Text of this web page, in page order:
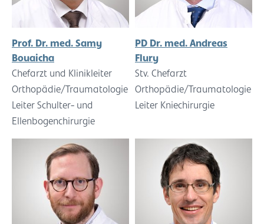
Prof. Dr. med. Samy
Bouaicha
Chefarzt und Klinikleiter
Orthopädie/Traumatologie
Leiter Schulter- und
Ellenbogenchirurgie
PD Dr. med. Andreas
Flury
Stv. Chefarzt
Orthopädie/Traumatologie
Leiter Kniechirurgie